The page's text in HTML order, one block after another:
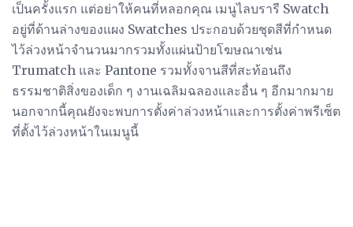
เป็นครั้งแรก แต่อย่าให้คนที่หลอกคุณ เมนูไลบรารี Swatch
อยู่ที่ด้านล่างของแผง Swatches ประกอบด้วยชุดสีที่กำหนด
ไว้ล่วงหน้าจำนวนมากรวมทั้งแผ่นป้ายโฆษณาเช่น
Trumatch และ Pantone รวมทั้งจานสีที่สะท้อนถึง
ธรรมชาติสิ่งของเด็ก ๆ งานเฉลิมฉลองและอื่น ๆ อีกมากมาย
นอกจากนี้คุณยังจะพบการตั้งค่าล่วงหน้าและการตั้งค่าพรีเซ็ต
ที่ตั้งไว้ล่วงหน้าในเมนูนี้